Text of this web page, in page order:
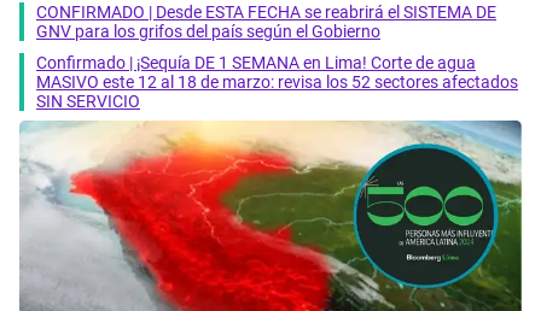
CONFIRMADO | Desde ESTA FECHA se reabrirá el SISTEMA DE
GNV para los grifos del país según el Gobierno
Confirmado | ¡Sequía DE 1 SEMANA en Lima! Corte de agua
MASIVO este 12 al 18 de marzo: revisa los 52 sectores afectados
SIN SERVICIO